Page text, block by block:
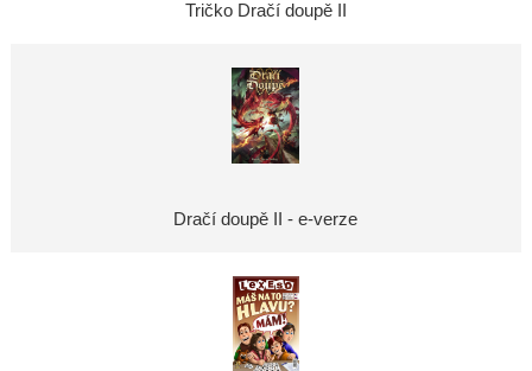
Tričko Dračí doupě II
Dračí doupě II - e-verze